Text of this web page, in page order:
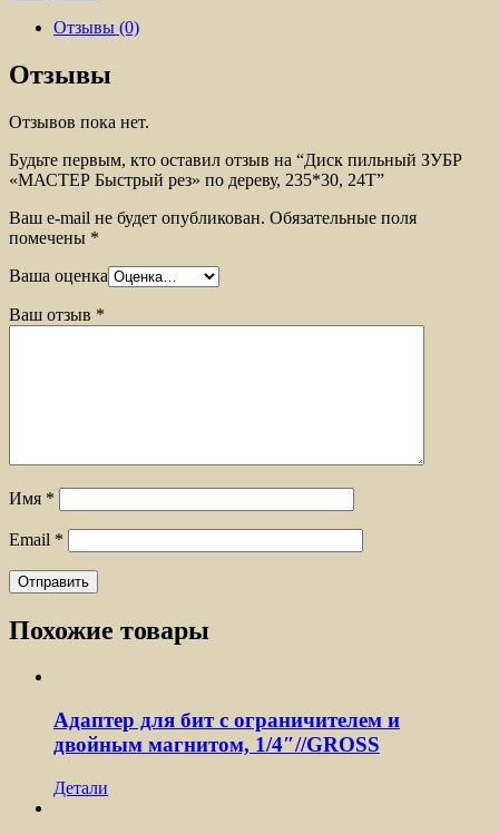
Отзывы (0)
Отзывы
Отзывов пока нет.
Будьте первым, кто оставил отзыв на “Диск пильный ЗУБР
«МАСТЕР Быстрый рез» по дереву, 235*30, 24Т”
Ваш e-mail не будет опубликован. Обязательные поля
помечены *
Ваша оценка
Ваш отзыв *
Имя *
Email *
Похожие товары
Адаптер для бит с ограничителем и
двойным магнитом, 1/4″//GROSS
Детали